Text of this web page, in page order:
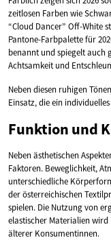
zeitlosen Farben wie
“Cloud Dancer” Off-White
Pantone-Farbpalette für
benannt und spiegelt auch
Achtsamkeit und
Neben diesen ruhigen
Einsatz, die ein
Funktion und
Neben ästhetischen
Faktoren. Beweglichkeit,
unterschiedliche
der österreichischen
spielen. Die Nutzung von
elastischer Materialien
älterer Konsumentinnen.